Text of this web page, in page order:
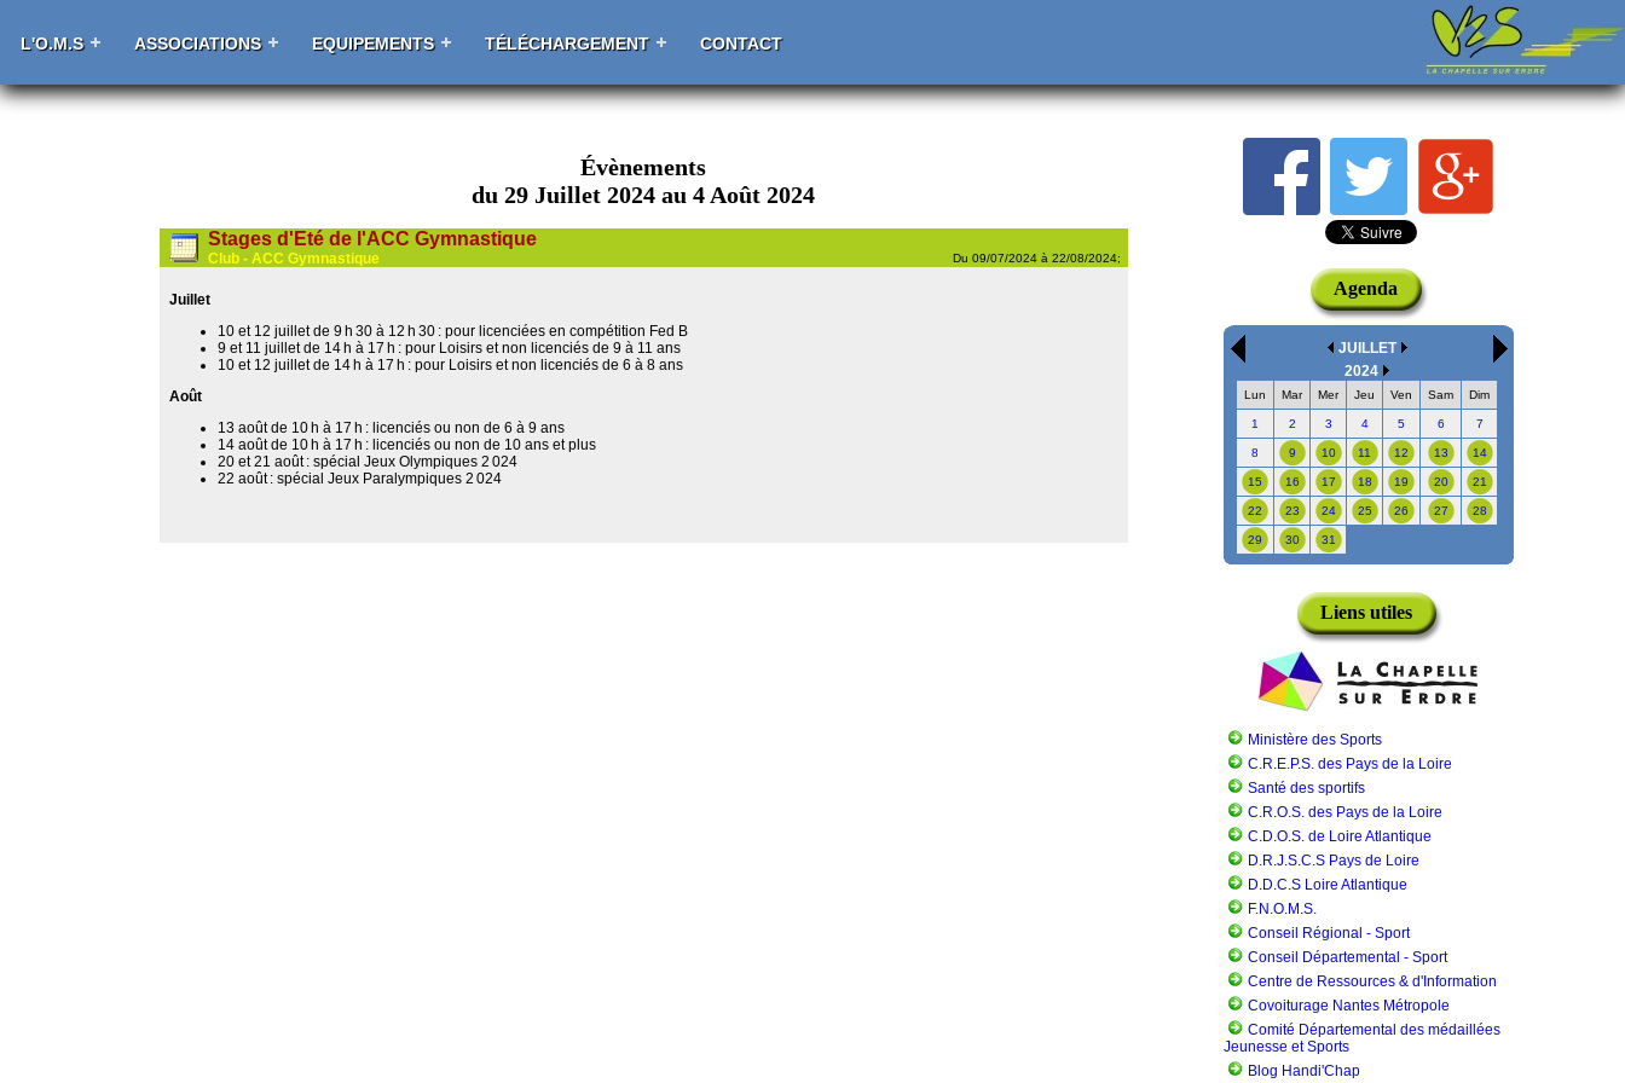
L'O.M.S ASSOCIATIONS EQUIPEMENTS TÉLÉCHARGEMENT CONTACT
Évènements
du 29 Juillet 2024 au 4 Août 2024
Stages d'Eté de l'ACC Gymnastique
Club - ACC Gymnastique Du 09/07/2024 à 22/08/2024;
Juillet
10 et 12 juillet de 9 h 30 à 12 h 30 : pour licenciées en compétition Fed B
9 et 11 juillet de 14 h à 17 h : pour Loisirs et non licenciés de 9 à 11 ans
10 et 12 juillet de 14 h à 17 h : pour Loisirs et non licenciés de 6 à 8 ans
Août
13 août de 10 h à 17 h : licenciés ou non de 6 à 9 ans
14 août de 10 h à 17 h : licenciés ou non de 10 ans et plus
20 et 21 août : spécial Jeux Olympiques 2 024
22 août : spécial Jeux Paralympiques 2 024
Agenda
JUILLET
2024
Lun Mar Mer Jeu Ven Sam Dim
1 2 3 4 5 6 7
8 9 10 11 12 13 14
15 16 17 18 19 20 21
22 23 24 25 26 27 28
29 30 31
Liens utiles
Ministère des Sports
C.R.E.P.S. des Pays de la Loire
Santé des sportifs
C.R.O.S. des Pays de la Loire
C.D.O.S. de Loire Atlantique
D.R.J.S.C.S Pays de Loire
D.D.C.S Loire Atlantique
F.N.O.M.S.
Conseil Régional - Sport
Conseil Départemental - Sport
Centre de Ressources & d'Information
Covoiturage Nantes Métropole
Comité Départemental des médaillées
Jeunesse et Sports
Blog Handi'Chap